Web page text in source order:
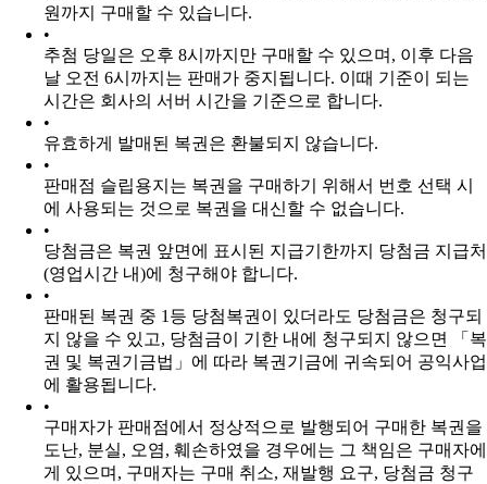
원까지 구매할 수 있습니다.
•
추첨 당일은 오후 8시까지만 구매할 수 있으며, 이후 다음
날 오전 6시까지는 판매가 중지됩니다. 이때 기준이 되는
시간은 회사의 서버 시간을 기준으로 합니다.
•
유효하게 발매된 복권은 환불되지 않습니다.
•
판매점 슬립용지는 복권을 구매하기 위해서 번호 선택 시
에 사용되는 것으로 복권을 대신할 수 없습니다.
•
당첨금은 복권 앞면에 표시된 지급기한까지 당첨금 지급처
(영업시간 내)에 청구해야 합니다.
•
판매된 복권 중 1등 당첨복권이 있더라도 당첨금은 청구되
지 않을 수 있고, 당첨금이 기한 내에 청구되지 않으면 「복
권 및 복권기금법」에 따라 복권기금에 귀속되어 공익사업
에 활용됩니다.
•
구매자가 판매점에서 정상적으로 발행되어 구매한 복권을
도난, 분실, 오염, 훼손하였을 경우에는 그 책임은 구매자에
게 있으며, 구매자는 구매 취소, 재발행 요구, 당첨금 청구